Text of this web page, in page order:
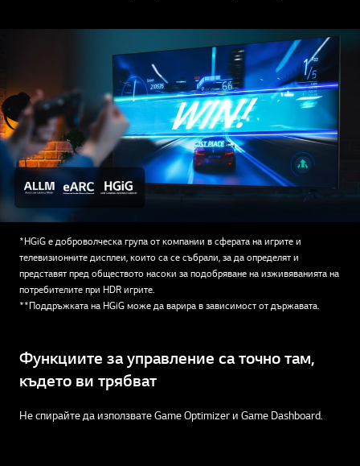
Мощна игра
Потопете се на пълна скорост в
екшъна
Завладяващата HGiG игра остава плавна при висока скорост с
ALLM, а eARC гарантира, че всичко звучи невероятно.